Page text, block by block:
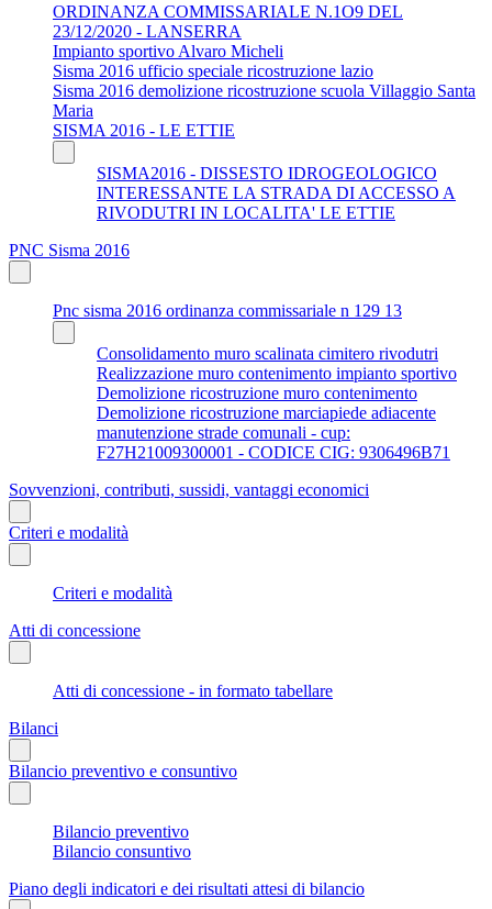
ORDINANZA COMMISSARIALE N.1O9 DEL
23/12/2020 - LANSERRA
Impianto sportivo Alvaro Micheli
Sisma 2016 ufficio speciale ricostruzione lazio
Sisma 2016 demolizione ricostruzione scuola Villaggio Santa
Maria
SISMA 2016 - LE ETTIE
SISMA2016 - DISSESTO IDROGEOLOGICO
INTERESSANTE LA STRADA DI ACCESSO A
RIVODUTRI IN LOCALITA' LE ETTIE
PNC Sisma 2016
Pnc sisma 2016 ordinanza commissariale n 129 13
Consolidamento muro scalinata cimitero rivodutri
Realizzazione muro contenimento impianto sportivo
Demolizione ricostruzione muro contenimento
Demolizione ricostruzione marciapiede adiacente
manutenzione strade comunali - cup:
F27H21009300001 - CODICE CIG: 9306496B71
Sovvenzioni, contributi, sussidi, vantaggi economici
Criteri e modalità
Criteri e modalità
Atti di concessione
Atti di concessione - in formato tabellare
Bilanci
Bilancio preventivo e consuntivo
Bilancio preventivo
Bilancio consuntivo
Piano degli indicatori e dei risultati attesi di bilancio